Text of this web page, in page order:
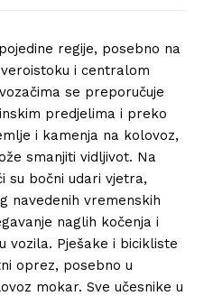
regije, posebno na
i centralom
se preporučuje
predjelima i preko
i kamenja na kolovoz,
smanjiti vidljivot. Na
su bočni udari vjetra,
navedenih vremenskih
naglih kočenja i
vozila. Pješake i bicikliste
oprez, posebno u
mokar. Sve učesnike u